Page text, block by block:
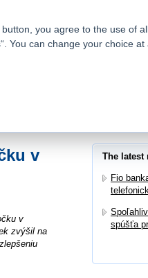
institution that stands out for
and adept facilitation of
v
v
zvýšil na
The latest
Fio
spúšťa
you agree to the use of
You can change your choice